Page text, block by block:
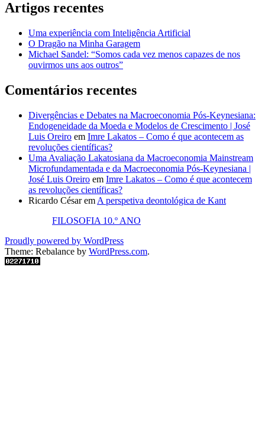
Artigos recentes
Uma experiência com Inteligência Artificial
O Dragão na Minha Garagem
Michael Sandel: “Somos cada vez menos capazes de nos
ouvirmos uns aos outros”
Comentários recentes
Divergências e Debates na Macroeconomia Pós-Keynesiana:
Endogeneidade da Moeda e Modelos de Crescimento | José
Luis Oreiro em Imre Lakatos – Como é que acontecem as
revoluções científicas?
Uma Avaliação Lakatosiana da Macroeconomia Mainstream
Microfundamentada e da Macroeconomia Pós-Keynesiana |
José Luis Oreiro em Imre Lakatos – Como é que acontecem
as revoluções científicas?
Ricardo Césarem A perspetiva deontológica de Kant
FILOSOFIA 10.º ANO
Proudly powered by WordPress
Theme: Rebalance by WordPress.com.